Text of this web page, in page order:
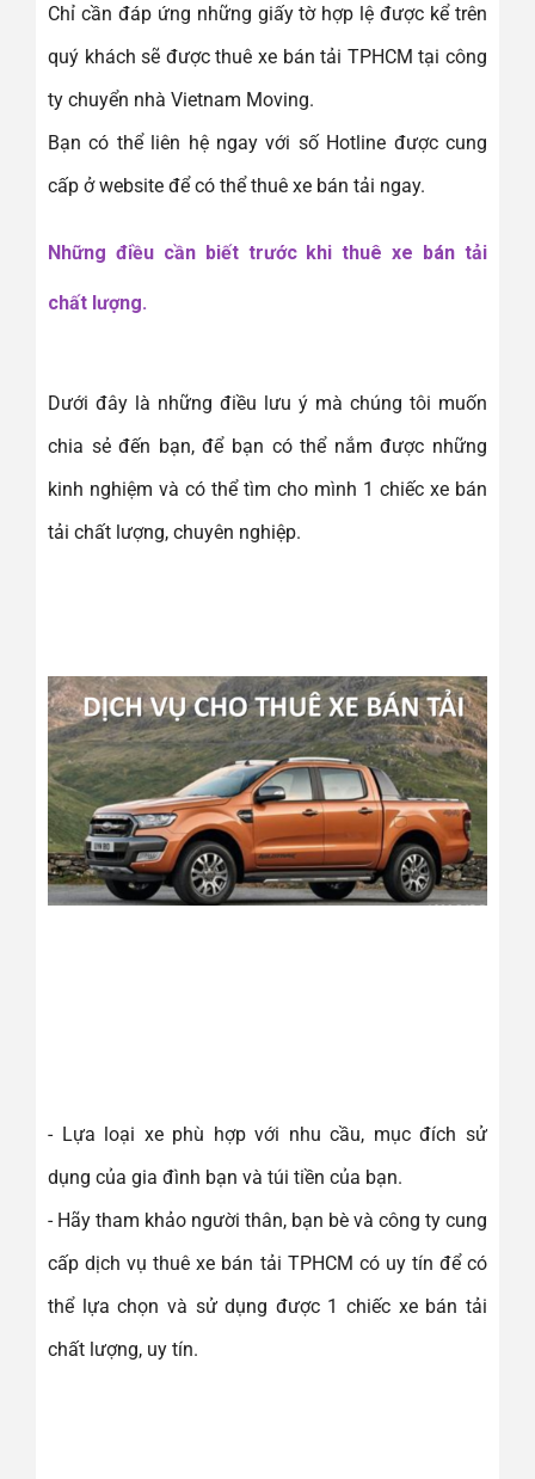
Chỉ cần đáp ứng những giấy tờ hợp lệ được kể trên
quý khách sẽ được thuê xe bán tải TPHCM tại công
ty chuyển nhà Vietnam Moving.
Bạn có thể liên hệ ngay với số Hotline được cung
cấp ở website để có thể thuê xe bán tải ngay.
Những điều cần biết trước khi thuê xe bán tải
chất lượng.
Dưới đây là những điều lưu ý mà chúng tôi muốn
chia sẻ đến bạn, để bạn có thể nắm được những
kinh nghiệm và có thể tìm cho mình 1 chiếc xe bán
tải chất lượng, chuyên nghiệp.
- Lựa loại xe phù hợp với nhu cầu, mục đích sử
dụng của gia đình bạn và túi tiền của bạn.
- Hãy tham khảo người thân, bạn bè và công ty cung
cấp dịch vụ thuê xe bán tải TPHCM có uy tín để có
thể lựa chọn và sử dụng được 1 chiếc xe bán tải
chất lượng, uy tín.